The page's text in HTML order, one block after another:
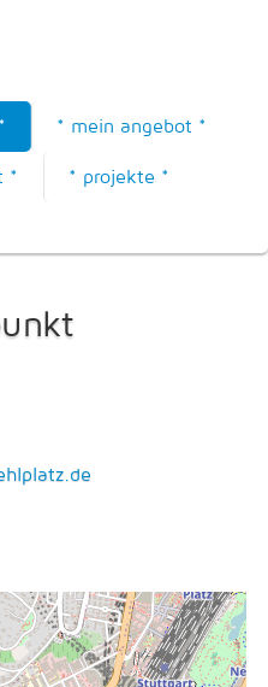
* mein angebot *
* * projekte *